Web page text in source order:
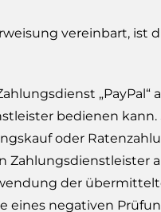
vereinbart, ist
bedienen
oder
der
eines negativen